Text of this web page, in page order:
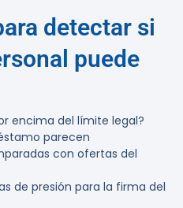
detectar si
puede
encima del límite legal?
parecen
con ofertas del
de presión para la firma del